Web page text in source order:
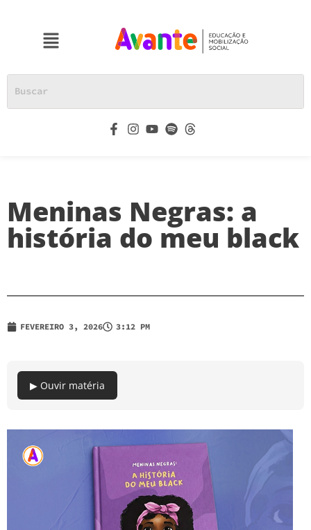
Meninas Negras: a
história do meu black
FEVEREIRO 3, 2026 3:12 PM
▶ Ouvir matéria